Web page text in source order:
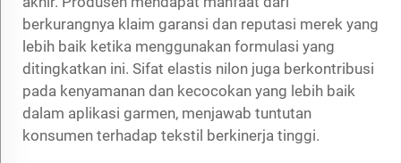
berkurangnya klaim garansi dan reputasi merek yang
lebih baik ketika menggunakan formulasi yang
ditingkatkan ini. Sifat elastis nilon juga berkontribusi
pada kenyamanan dan kecocokan yang lebih baik
dalam aplikasi garmen, menjawab tuntutan
konsumen terhadap tekstil berkinerja tinggi.